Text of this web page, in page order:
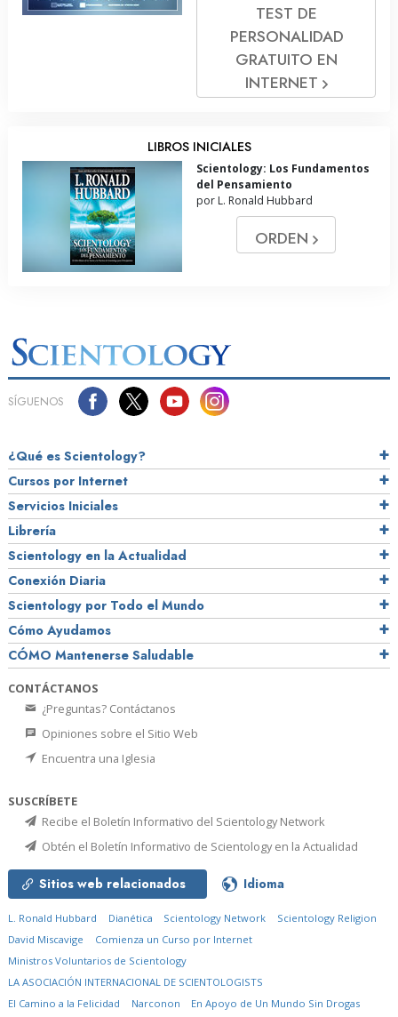
TEST DE
PERSONALIDAD
GRATUITO EN
INTERNET
LIBROS INICIALES
Scientology: Los Fundamentos
del Pensamiento
por L. Ronald Hubbard
ORDEN
SÍGUENOS
¿Qué es Scientology?
Cursos por Internet
Servicios Iniciales
Librería
Scientology en la Actualidad
Conexión Diaria
Scientology por Todo el Mundo
Cómo Ayudamos
CÓMO Mantenerse Saludable
CONTÁCTANOS
¿Preguntas? Contáctanos
Opiniones sobre el Sitio Web
Encuentra una Iglesia
SUSCRÍBETE
Recibe el Boletín Informativo del Scientology Network
Obtén el Boletín Informativo de Scientology en la Actualidad
Sitios web relacionados Idioma
L. Ronald Hubbard Dianética Scientology Network
Scientology Religion
David Miscavige
Comienza un Curso por Internet
Ministros Voluntarios de Scientology
LA ASOCIACIÓN INTERNACIONAL DE SCIENTOLOGISTS
El Camino a la Felicidad
Narconon En Apoyo de Un Mundo Sin Drogas